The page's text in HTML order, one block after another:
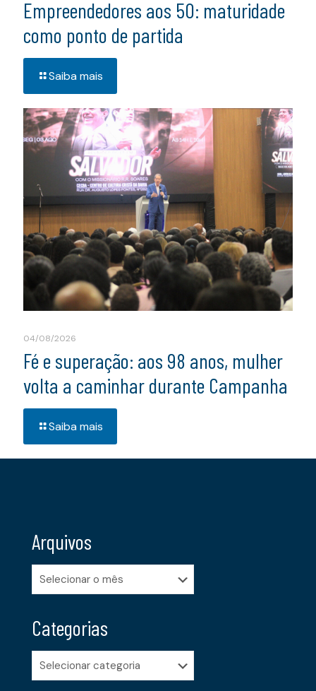
Empreendedores aos 50: maturidade
como ponto de partida
Saiba mais
04/08/2026
Fé e superação: aos 98 anos, mulher
volta a caminhar durante Campanha
Saiba mais
Arquivos
Arquivos
Categorias
Categorias